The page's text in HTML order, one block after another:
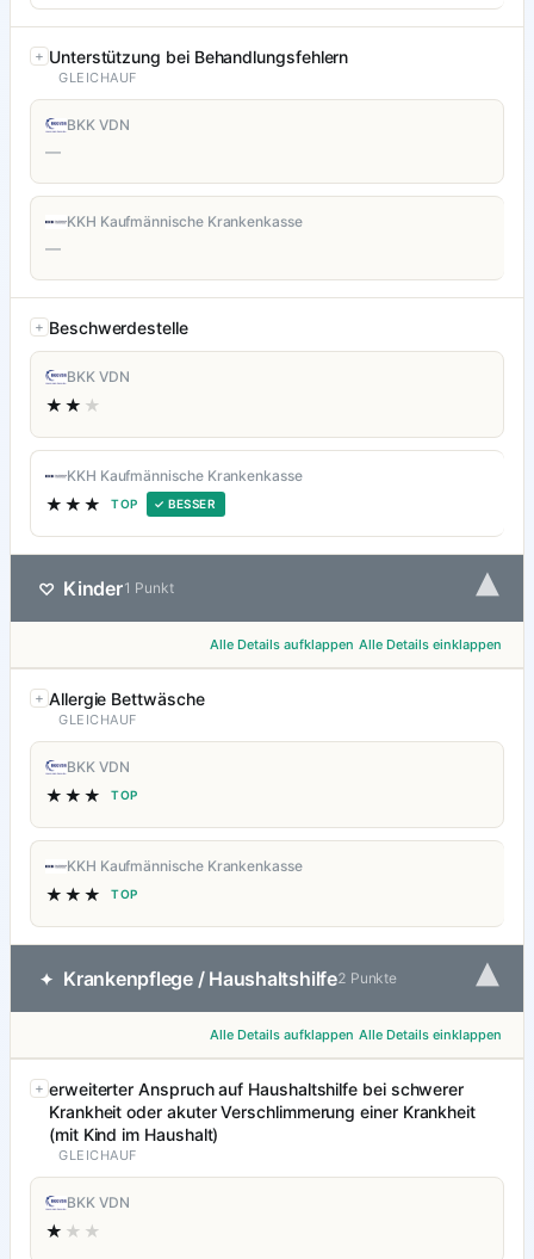
Unterstützung bei Behandlungsfehlern
GLEICHAUF
BKK VDN
—
KKH Kaufmännische Krankenkasse
—
Beschwerdestelle
BKK VDN
★★ ★
KKH Kaufmännische Krankenkasse
★★★ TOP ✓ BESSER
♡ Kinder1 Punkt ▾
Alle Details aufklappen Alle Details einklappen
Allergie Bettwäsche
GLEICHAUF
BKK VDN
★★★ TOP
KKH Kaufmännische Krankenkasse
★★★ TOP
✦ Krankenpflege / Haushaltshilfe2 Punkte ▾
Alle Details aufklappen Alle Details einklappen
erweiterter Anspruch auf Haushaltshilfe bei schwerer
Krankheit oder akuter Verschlimmerung einer Krankheit
(mit Kind im Haushalt)
GLEICHAUF
BKK VDN
★ ★★